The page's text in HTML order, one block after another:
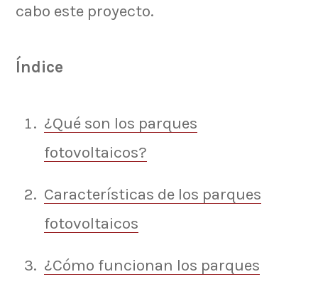
cabo este proyecto.
Índice
¿Qué son los parques
fotovoltaicos?
Características de los parques
fotovoltaicos
¿Cómo funcionan los parques